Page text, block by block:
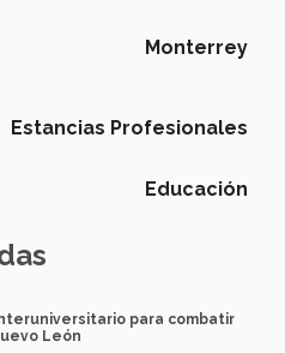
Monterrey
Estancias Profesionales
Educación
para combatir
León